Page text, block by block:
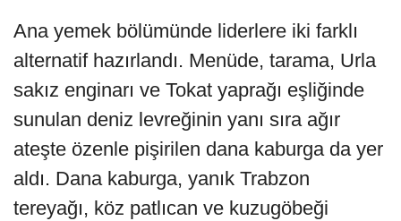
Ana yemek bölümünde liderlere iki farklı
alternatif hazırlandı. Menüde, tarama, Urla
sakız enginarı ve Tokat yaprağı eşliğinde
sunulan deniz levreğinin yanı sıra ağır
ateşte özenle pişirilen dana kaburga da yer
aldı. Dana kaburga, yanık Trabzon
tereyağı, köz patlıcan ve kuzugöbeği